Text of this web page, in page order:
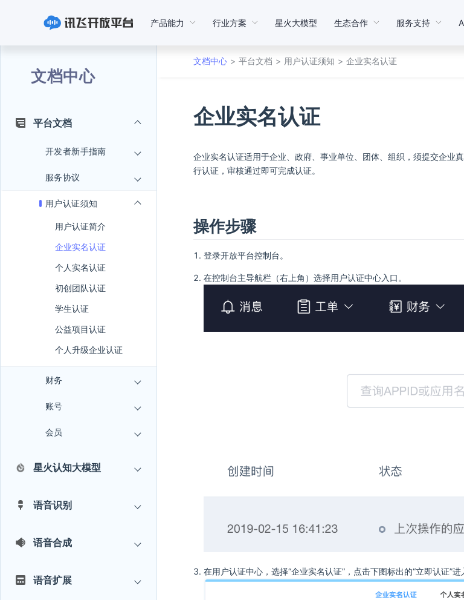
产品能力 行业方案 星火大模型 生态合作 服务支持
文档中心
平台文档
开发者新手指南
服务协议
用户认证须知
用户认证简介
企业实名认证
个人实名认证
初创团队认证
学生认证
公益项目认证
个人升级企业认证
财务
账号
会员
星火认知大模型
语音识别
语音合成
语音扩展
文档中心 平台文档 用户认证须知 企业实名认证
企业实名认证
企业实名认证适用于企业、政府、事业单位、团体、组织，须提交企业
行认证，审核通过即可完成认证。
操作步骤
登录开放平台控制台。
在控制台主导航栏（右上角）选择用户认证中心入口。
在用户认证中心，选择“企业实名认证”，点击下图标出的“立即认证”进